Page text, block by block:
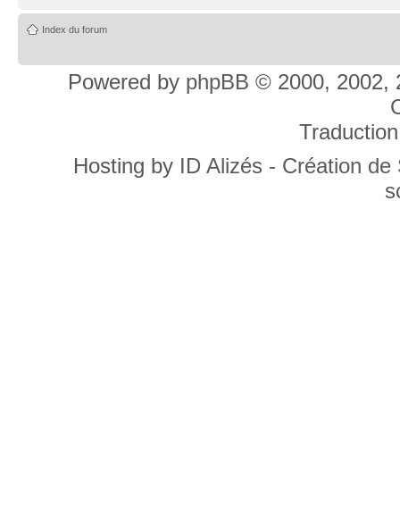
Index du forum
Powered by phpBB © 2000, 2002,
Hosting by ID Alizés - Création